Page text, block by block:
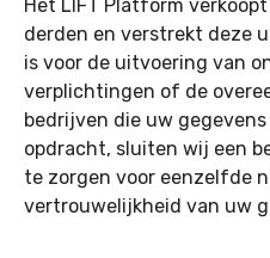
Het LIFT Platform
derden en verstrekt deze
is voor de uitvoering van
verplichtingen of de
bedrijven die uw
opdracht, sluiten wij een
te zorgen voor eenzelfde
vertrouwelijkheid van uw